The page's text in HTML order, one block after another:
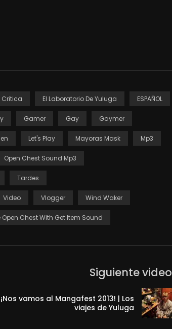
Critica El Laboratorio De Yuluga ESPAÑOL
Gamer Gay Gaymer
Let's Play Mayoras Mask Mp3
Open Chest Sound Mp3
Tardes
Video Vlogger Wind Waker
Chest With Get Item Sound
Siguiente video
¡Nos vamos al Mangafest 2013! | Los
viajes de Yuluga